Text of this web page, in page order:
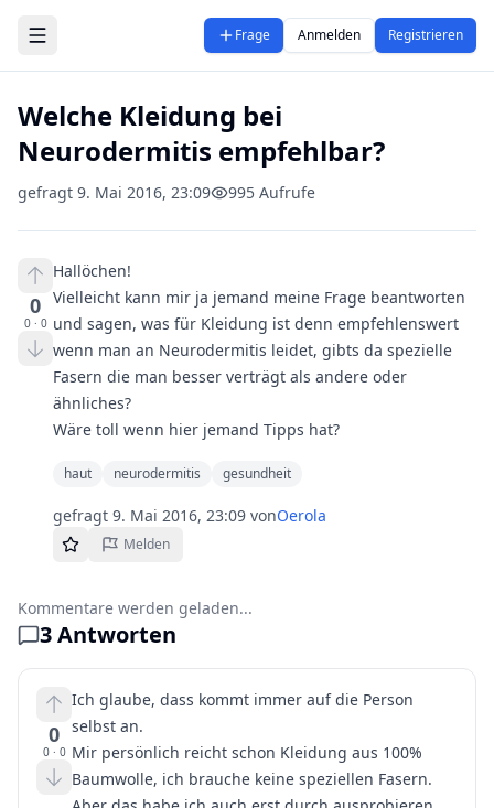
Zum Hauptinhalt springen
Frage Anmelden Registrieren
Welche Kleidung bei
Neurodermitis empfehlbar?
gefragt 9. Mai 2016, 23:09 995 Aufrufe
0
0· 0
Hallöchen!
Vielleicht kann mir ja jemand meine Frage beantworten
und sagen, was für Kleidung ist denn empfehlenswert
wenn man an Neurodermitis leidet, gibts da spezielle
Fasern die man besser verträgt als andere oder
ähnliches?
Wäre toll wenn hier jemand Tipps hat?
haut neurodermitis gesundheit
gefragt 9. Mai 2016, 23:09 vonOerola
Melden
Kommentare werden geladen...
3Antworten
0
0· 0
Ich glaube, dass kommt immer auf die Person
selbst an.
Mir persönlich reicht schon Kleidung aus 100%
Baumwolle, ich brauche keine speziellen Fasern.